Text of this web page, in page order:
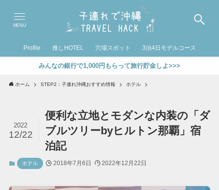
MENU
Profile 推しHOTEL 穴場スポット 3泊4日モデルコース
みんなの銀行で1,000円もらって旅行貯金しよ>>>
ホーム STEP2：子連れ沖縄おすすめ情報 ホテル
便利な立地とモダンな内装の「ダ
ブルツリーbyヒルトン那覇」宿
泊記
2022
12/22
ホテル 2018年7月6日 2022年12月22日